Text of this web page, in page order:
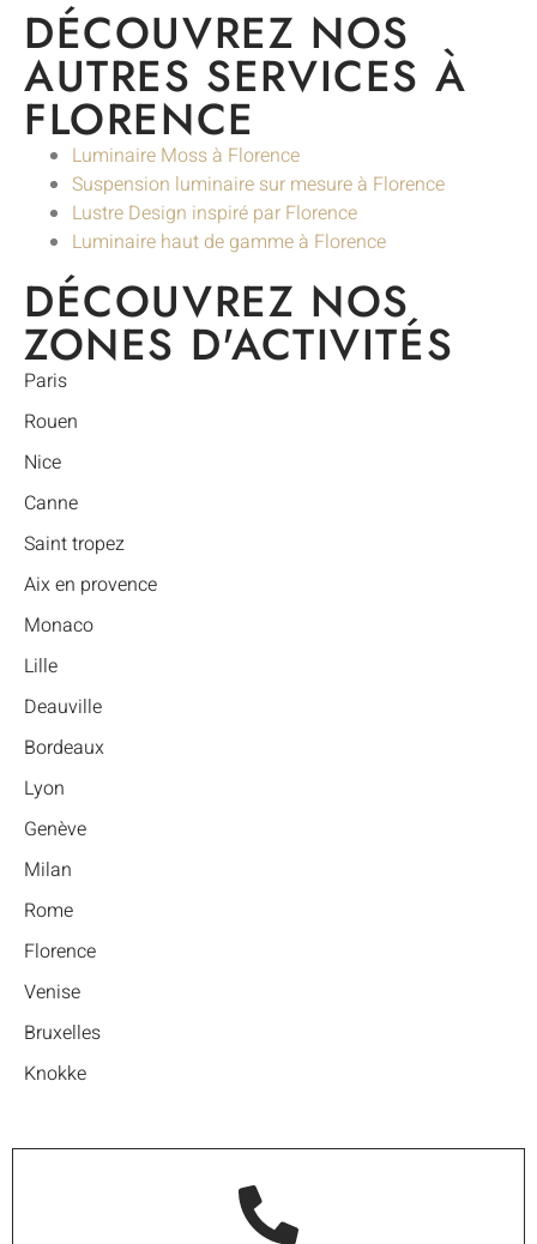
DÉCOUVREZ NOS
AUTRES SERVICES À
FLORENCE
Luminaire Moss à Florence
Suspension luminaire sur mesure à Florence
Lustre Design inspiré par Florence
Luminaire haut de gamme à Florence
DÉCOUVREZ NOS
ZONES D'ACTIVITÉS
Paris
Rouen
Nice
Canne
Saint tropez
Aix en provence
Monaco
Lille
Deauville
Bordeaux
Lyon
Genève
Milan
Rome
Florence
Venise
Bruxelles
Knokke